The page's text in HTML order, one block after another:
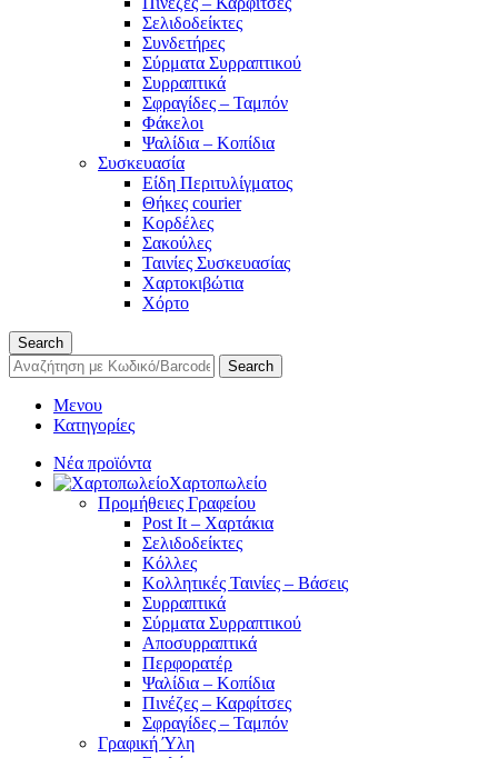
Σελιδοδείκτες
Συνδετήρες
Σύρματα Συρραπτικού
Συρραπτικά
Σφραγίδες – Ταμπόν
Φάκελοι
Ψαλίδια – Κοπίδια
Συσκευασία
Είδη Περιτυλίγματος
Θήκες courier
Κορδέλες
Σακούλες
Ταινίες Συσκευασίας
Χαρτοκιβώτια
Χόρτο
Search
Search
Μενου
Κατηγορίες
Νέα προϊόντα
Χαρτοπωλείο
Προμήθειες Γραφείου
Post It – Χαρτάκια
Σελιδοδείκτες
Κόλλες
Κολλητικές Ταινίες – Βάσεις
Συρραπτικά
Σύρματα Συρραπτικού
Αποσυρραπτικά
Περφορατέρ
Ψαλίδια – Κοπίδια
Πινέζες – Καρφίτσες
Σφραγίδες – Ταμπόν
Γραφική Ύλη